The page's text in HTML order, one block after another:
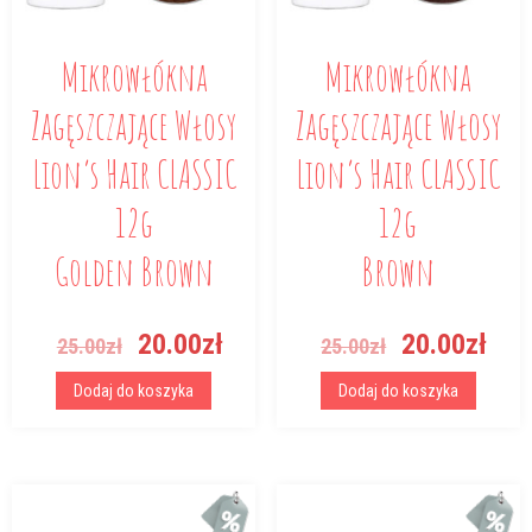
Mikrowłókna
Zagęszczające Włosy
Lion’s Hair CLASSIC
12g
Golden Brown
25.00zł
Pierwotna
cena
wynosiła:
20.00zł
Dodaj do koszyka
Mikrowłókna
Zagęszczające Włosy
Lion’s Hair CLASSIC
12g
Brown
25.00zł
Pierwotna
cena
wynosiła:
20.00zł
Dodaj do koszyka